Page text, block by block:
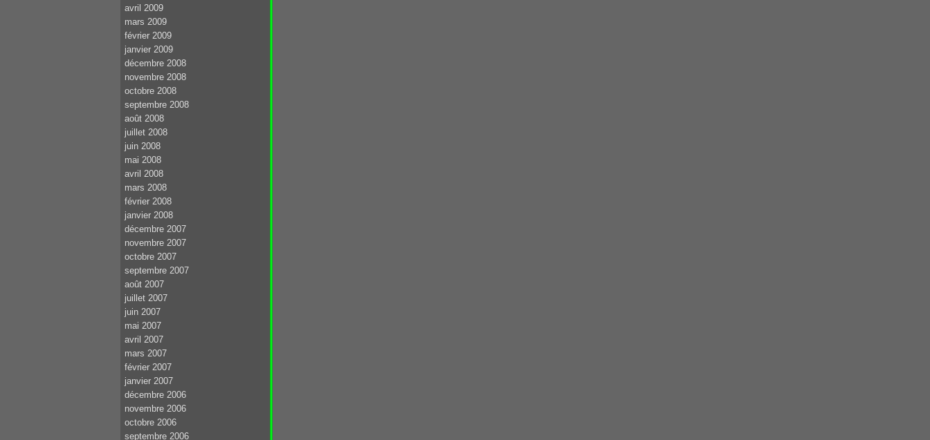
avril 2009
mars 2009
février 2009
janvier 2009
décembre 2008
novembre 2008
octobre 2008
septembre 2008
août 2008
juillet 2008
juin 2008
mai 2008
avril 2008
mars 2008
février 2008
janvier 2008
décembre 2007
novembre 2007
octobre 2007
septembre 2007
août 2007
juillet 2007
juin 2007
mai 2007
avril 2007
mars 2007
février 2007
janvier 2007
décembre 2006
novembre 2006
octobre 2006
septembre 2006